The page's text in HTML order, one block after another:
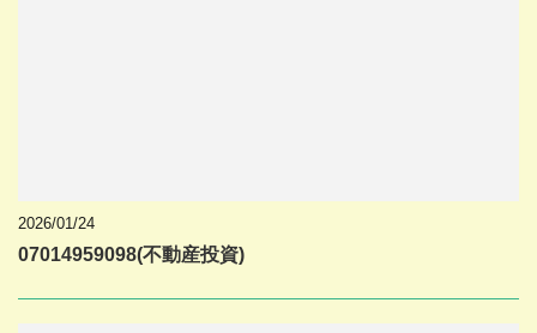
2026/01/24
07014959098(不動産投資)